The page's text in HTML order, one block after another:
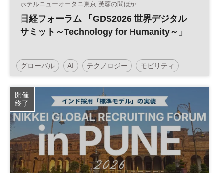
ホテルニューオータニ東京 芙蓉の間ほか
日経フォーラム 「GDS2026 世界デジタル
サミット～Technology for Humanity～」
グローバル AI テクノロジー モビリティ
デジタル
開催
終了